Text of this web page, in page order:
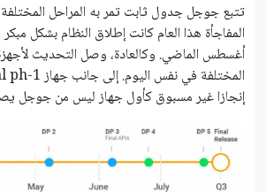
تتبع جوجل جدول ثابت تمر به المراحل
أغسطس الماضي. وكالعادة، وصل التحديث
إنجازا غير مسبوق كأول جهاز ليس من جوجل